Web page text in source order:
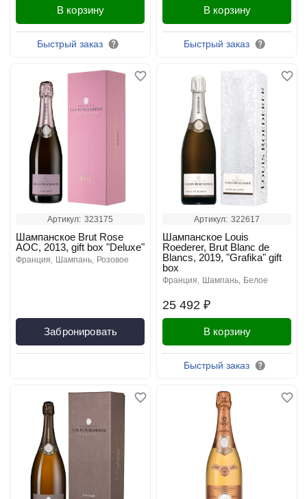
В корзину
Быстрый заказ
В корзину
Быстрый заказ
Артикул: 323175
Шампанское Brut Rose
AOC, 2013, gift box "Deluxe"
франция шампань розовое
Забронировать
Артикул: 322617
25 492 ₽
Шампанское Louis
Roederer, Brut Blanc de
Blancs, 2019, "Grafika" gift
box
франция шампань белое
В корзину
Быстрый заказ